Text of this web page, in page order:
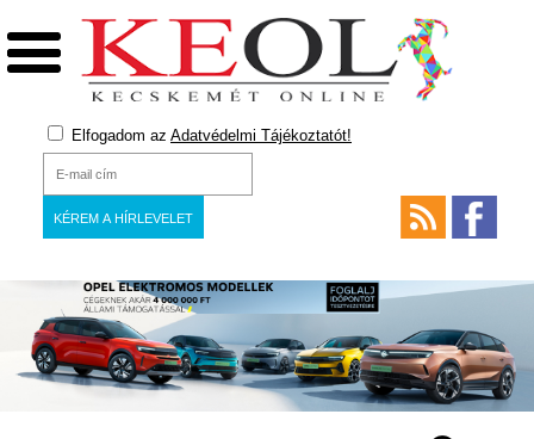
Elfogadom az Adatvédelmi Tájékoztatót!